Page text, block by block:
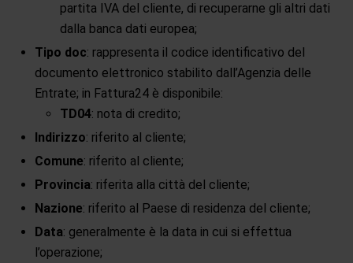
partita IVA del cliente, di recuperarne gli altri dati
dalla banca dati europea;
Tipo doc: rappresenta il codice identificativo del
documento elettronico stabilito dall’Agenzia delle
Entrate; in Fattura24 è disponibile:
TD04: nota di credito;
Indirizzo: riferito al cliente;
Comune: riferito al cliente;
Provincia: riferita alla città del cliente;
Nazione: riferito al Paese di residenza del cliente;
Data: generalmente è la data in cui si effettua
l’operazione;